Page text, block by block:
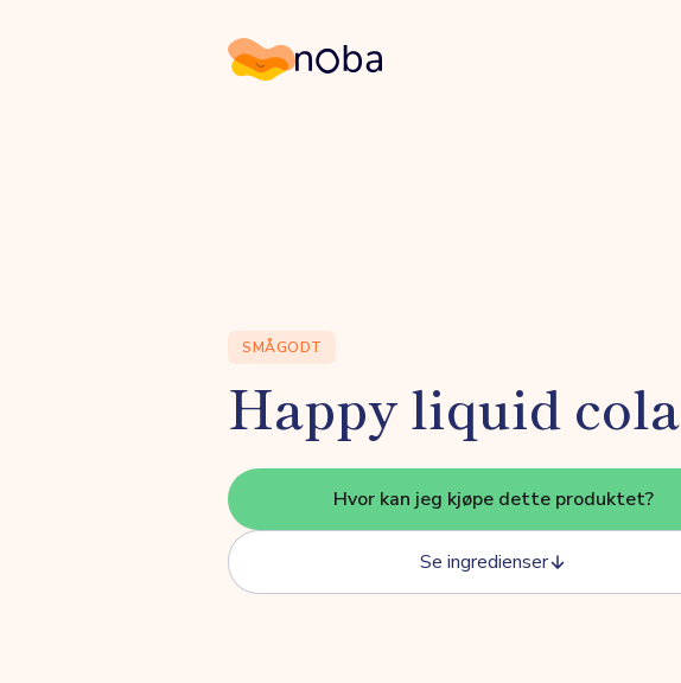
Noba
SMÅGODT
Happy liquid cola
Hvor kan jeg kjøpe dette produktet?
Se ingredienser